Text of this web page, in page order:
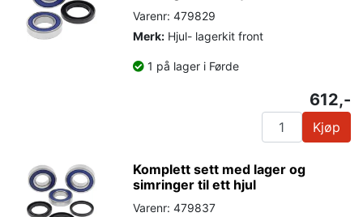
Varenr: 479829
Merk: Hjul- lagerkit front
1 på lager i Førde
612,-
Kjøp
Komplett sett med lager og
simringer til ett hjul
Varenr: 479837